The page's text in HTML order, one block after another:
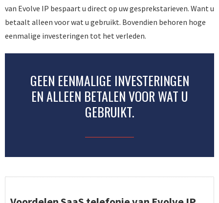
van Evolve IP bespaart u direct op uw gesprekstarieven. Want u
betaalt alleen voor wat u gebruikt. Bovendien behoren hoge
eenmalige investeringen tot het verleden.
GEEN EENMALIGE INVESTERINGEN
EN ALLEEN BETALEN VOOR WAT U
GEBRUIKT.